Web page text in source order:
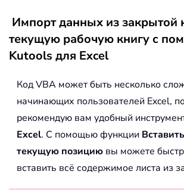
Импорт данных из закрытой
текущую рабочую книгу с
Kutools для Excel
Код VBA может быть несколько
начинающих пользователей Excel,
рекомендую вам удобный
Excel. С помощью функции
текущую позицию вы можете
вставить всё содержимое листа из